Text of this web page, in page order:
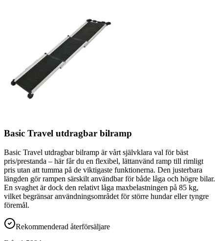
Basic Travel utdragbar bilramp
Basic Travel utdragbar bilramp är vårt självklara val för bäst
pris/prestanda – här får du en flexibel, lättanvänd ramp till rimligt
pris utan att tumma på de viktigaste funktionerna. Den justerbara
längden gör rampen särskilt användbar för både låga och högre bilar.
En svaghet är dock den relativt låga maxbelastningen på 85 kg,
vilket begränsar användningsområdet för större hundar eller tyngre
föremål.
Rekommenderad återförsäljare